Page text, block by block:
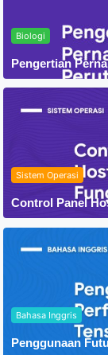
Biologi
Pengertian
Sistem Operasi
Control Panel
Bahasa Inggris
Penggunaan